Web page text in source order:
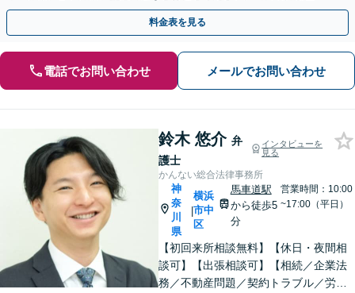
対応】
料金表を見る
電話でお問い合わせ メールでお問い合わせ
鈴木 悠介 弁
護士
インタビューを
見る
かんない総合法律事務所
神
奈
川
県
|
横浜
市中
区
馬車道駅
から徒歩5
分
営業時間：10:00
~17:00（平日）
【初回来所相談無料】【休日・夜間相
談可】【出張相談可】【相続／企業法
務／不動産問題／契約トラブル／労働